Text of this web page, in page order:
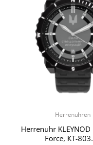
Herrenuhren
Herrenuhr
Force, КT-